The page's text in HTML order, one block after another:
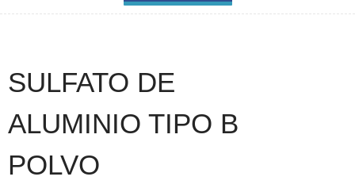
SULFATO DE
ALUMINIO TIPO B
POLVO